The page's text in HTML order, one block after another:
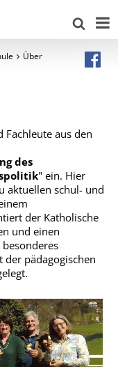
Über
aus den
des
" ein. Hier
aktuellen schul- und
der Katholische
und einen
pädagogischen